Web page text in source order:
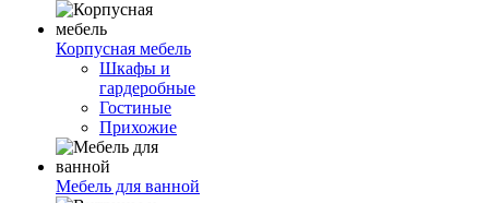
Корпусная мебель
Шкафы и
гардеробные
Гостиные
Прихожие
Мебель для ванной